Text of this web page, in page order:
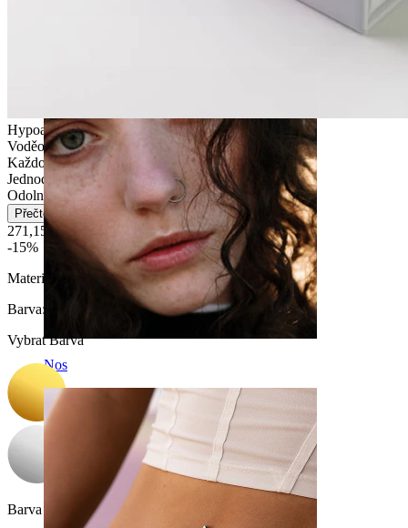
Nos
Hypoalergenní
Voděodolný
Každodenní nošení
Jednoduché
Odolný
Přečtěte si více
271,15 Kč319,00 Kč
-15%
Materiál:
Barva:
Vybrat Barva
Barva kamínku: Průhledná